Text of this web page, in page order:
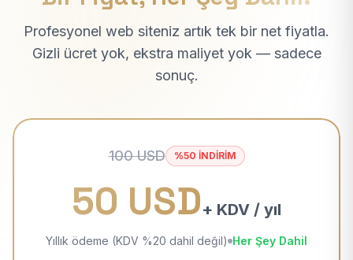
Profesyonel web siteniz artık tek bir net fiyatla.
Gizli ücret yok, ekstra maliyet yok — sadece
sonuç.
100 USD %50 İNDİRİM
50 USD+ KDV / yıl
Yıllık ödeme (KDV %20 dahil değil) Her Şey Dahil